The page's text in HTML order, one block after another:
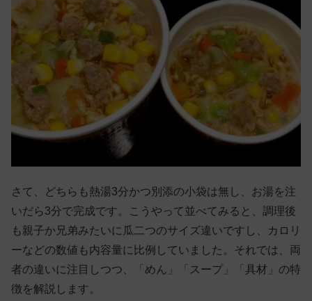
さて、どちらも熱湯3分かつ別添の小袋は無し、お湯を注
いだら3分で完成です。こうやって並べてみると、調理後
も親子か兄弟みたいに瓜二つのサイズ違いですし、カロリ
ーなどの数値も内容量に比例していました。それでは、両
者の違いに注目しつつ、「めん」「スープ」「具材」の特
徴を解説します。